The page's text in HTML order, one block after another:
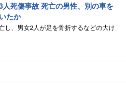
死傷事故 死亡の男性、別の車を
たか
し、男女2人が足を骨折するなどの大け